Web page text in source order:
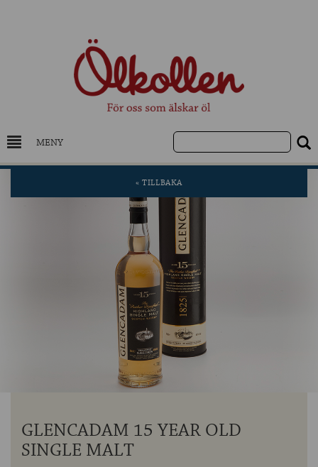
MENY
DRYCKESKUNSKAP
NYHETER
UTVALDA ÖL
UTVALDA CIDER
UTVALDA DESTILLAT
OM ÖLKOLLEN
KONTAKTA OSS
« TILLBAKA
GLENCADAM 15 YEAR OLD
SINGLE MALT